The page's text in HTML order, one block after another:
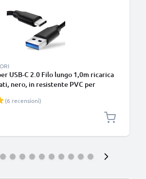
USB-C 2.0 Filo lungo 1,0m ricarica
nero, in resistente PVC per
Panasonic Lumix, Sony
C
(6 recensioni)